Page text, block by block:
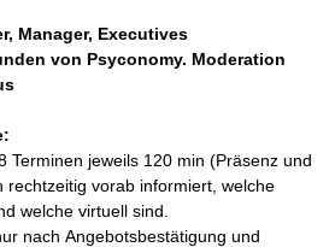
Manager, Executives
von Psyconomy. Moderation
rechtzeitig vorab informiert, welche
welche virtuell sind.